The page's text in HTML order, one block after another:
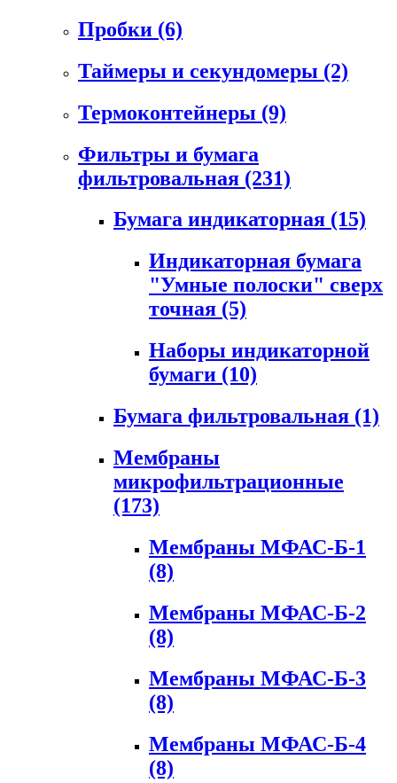
Пробки (6)
Таймеры и секундомеры (2)
Термоконтейнеры (9)
Фильтры и бумага
фильтровальная (231)
Бумага индикаторная (15)
Индикаторная бумага
"Умные полоски" сверх
точная (5)
Наборы индикаторной
бумаги (10)
Бумага фильтровальная (1)
Мембраны
микрофильтрационные
(173)
Мембраны МФАС-Б-1
(8)
Мембраны МФАС-Б-2
(8)
Мембраны МФАС-Б-3
(8)
Мембраны МФАС-Б-4
(8)